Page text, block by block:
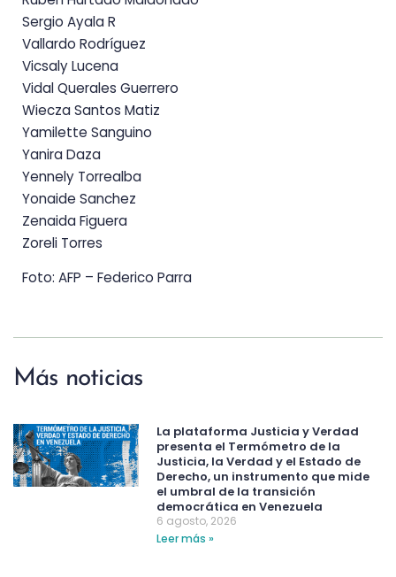
Sergio Ayala R
Vallardo Rodríguez
Vicsaly Lucena
Vidal Querales Guerrero
Wiecza Santos Matiz
Yamilette Sanguino
Yanira Daza
Yennely Torrealba
Yonaide Sanchez
Zenaida Figuera
Zoreli Torres
Foto: AFP – Federico Parra
Más noticias
La plataforma Justicia y Verdad
presenta el Termómetro de la
Justicia, la Verdad y el Estado de
Derecho, un instrumento que mide
el umbral de la transición
democrática en Venezuela
6 agosto, 2026
Leer más »